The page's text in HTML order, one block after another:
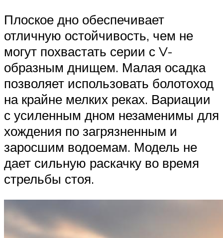
Плоское дно обеспечивает
отличную остойчивость, чем не
могут похвастать серии с V-
образным днищем. Малая осадка
позволяет использовать болотоход
на крайне мелких реках. Вариации
с усиленным дном незаменимы для
хождения по загрязненным и
заросшим водоемам. Модель не
дает сильную раскачку во время
стрельбы стоя.